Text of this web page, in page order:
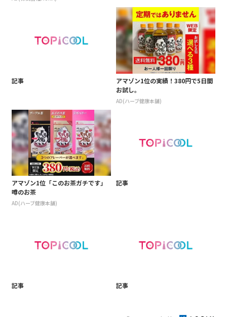
記事
アマゾン1位の実績！380円で5日間
お試し。
AD(ハーブ健康本舗)
アマゾン1位「このお茶ガチです」
噂のお茶
AD(ハーブ健康本舗)
記事
記事 記事